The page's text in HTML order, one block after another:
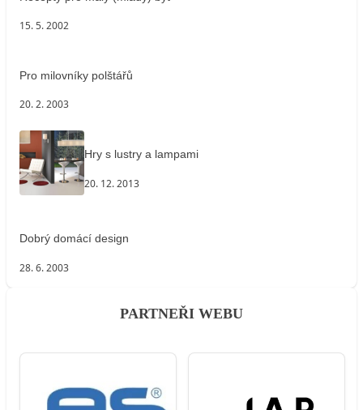
15. 5. 2002
Pro milovníky polštářů
20. 2. 2003
Hry s lustry a lampami
20. 12. 2013
Dobrý domácí design
28. 6. 2003
PARTNEŘI WEBU